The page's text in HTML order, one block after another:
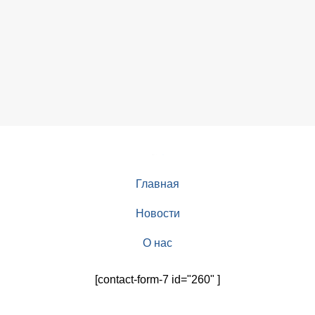
Главная
Новости
О нас
[contact-form-7 id="260" ]